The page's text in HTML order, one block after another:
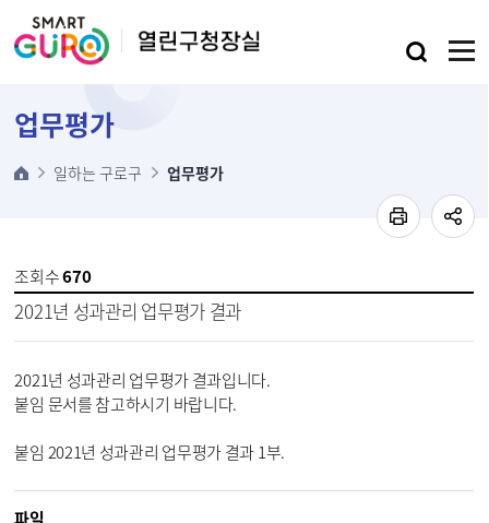
업무평가
일하는 구로구 업무평가
조회수670
2021년 성과관리 업무평가 결과
2021년 성과관리 업무평가 결과입니다.
붙임 문서를 참고하시기 바랍니다.
붙임 2021년 성과관리 업무평가 결과 1부.